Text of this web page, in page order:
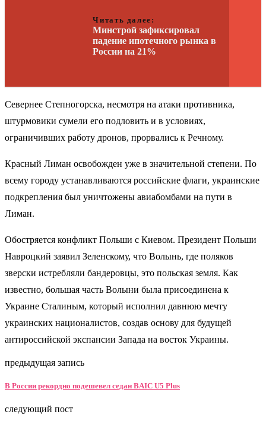
Читать далее:
Минстрой зафиксировал
падение ипотечного рынка в
России на 21%
Севернее Степногорска, несмотря на атаки противника,
штурмовики сумели его подловить и в условиях,
ограничивших работу дронов, прорвались к Речному.
Красный Лиман освобожден уже в значительной степени. По
всему городу устанавливаются российские флаги, украинские
подкрепления был уничтожены авиабомбами на пути в
Лиман.
Обостряется конфликт Польши с Киевом. Президент Польши
Навроцкий заявил Зеленскому, что Волынь, где поляков
зверски истребляли бандеровцы, это польская земля. Как
известно, большая часть Волыни была присоединена к
Украине Сталиным, который исполнил давнюю мечту
украинских националистов, создав основу для будущей
антироссийской экспансии Запада на восток Украины.
предыдущая запись
В России рекордно подешевел седан BAIC U5 Plus
следующий пост